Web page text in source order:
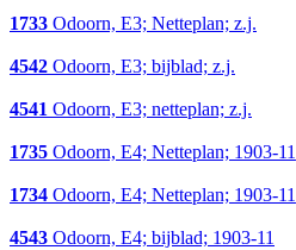
1733 Odoorn, E3; Netteplan; z.j.
4542 Odoorn, E3; bijblad; z.j.
4541 Odoorn, E3; netteplan; z.j.
1735 Odoorn, E4; Netteplan; 1903-11
1734 Odoorn, E4; Netteplan; 1903-11
4543 Odoorn, E4; bijblad; 1903-11